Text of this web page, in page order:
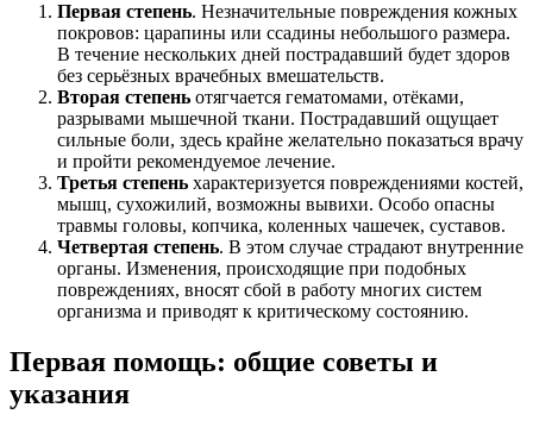
Первая степень. Незначительные повреждения кожных
покровов: царапины или ссадины небольшого размера.
В течение нескольких дней пострадавший будет здоров
без серьёзных врачебных вмешательств.
Вторая степень отягчается гематомами, отёками,
разрывами мышечной ткани. Пострадавший ощущает
сильные боли, здесь крайне желательно показаться врачу
и пройти рекомендуемое лечение.
Третья степень характеризуется повреждениями костей,
мышц, сухожилий, возможны вывихи. Особо опасны
травмы головы, копчика, коленных чашечек, суставов.
Четвертая степень. В этом случае страдают внутренние
органы. Изменения, происходящие при подобных
повреждениях, вносят сбой в работу многих систем
организма и приводят к критическому состоянию.
Первая помощь: общие советы и
указания